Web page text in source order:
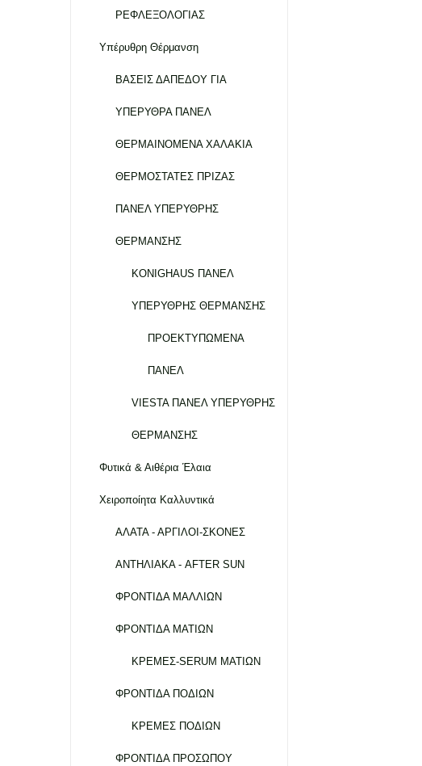
ΡΕΦΛΕΞΟΛΟΓΙΑΣ
Υπέρυθρη Θέρμανση
ΒΑΣΕΙΣ ΔΑΠΕΔΟΥ ΓΙΑ
ΥΠΕΡΥΘΡΑ ΠΑΝΕΛ
ΘΕΡΜΑΙΝΟΜΕΝΑ ΧΑΛΑΚΙΑ
ΘΕΡΜΟΣΤΑΤΕΣ ΠΡΙΖΑΣ
ΠΑΝΕΛ ΥΠΕΡΥΘΡΗΣ
ΘΕΡΜΑΝΣΗΣ
KONIGHAUS ΠΑΝΕΛ
ΥΠΕΡΥΘΡΗΣ ΘΕΡΜΑΝΣΗΣ
ΠΡΟΕΚΤΥΠΩΜΕΝΑ
ΠΑΝΕΛ
VIESTA ΠΑΝΕΛ ΥΠΕΡΥΘΡΗΣ
ΘΕΡΜΑΝΣΗΣ
Φυτικά & Αιθέρια Έλαια
Χειροποίητα Καλλυντικά
ΑΛΑΤΑ - ΑΡΓΙΛΟΙ-ΣΚΟΝΕΣ
ΑΝΤΗΛΙΑΚΑ - AFTER SUN
ΦΡΟΝΤΙΔΑ ΜΑΛΛΙΩΝ
ΦΡΟΝΤΙΔΑ ΜΑΤΙΩΝ
ΚΡΕΜΕΣ-SERUM ΜΑΤΙΩΝ
ΦΡΟΝΤΙΔΑ ΠΟΔΙΩΝ
ΚΡΕΜΕΣ ΠΟΔΙΩΝ
ΦΡΟΝΤΙΔΑ ΠΡΟΣΩΠΟΥ